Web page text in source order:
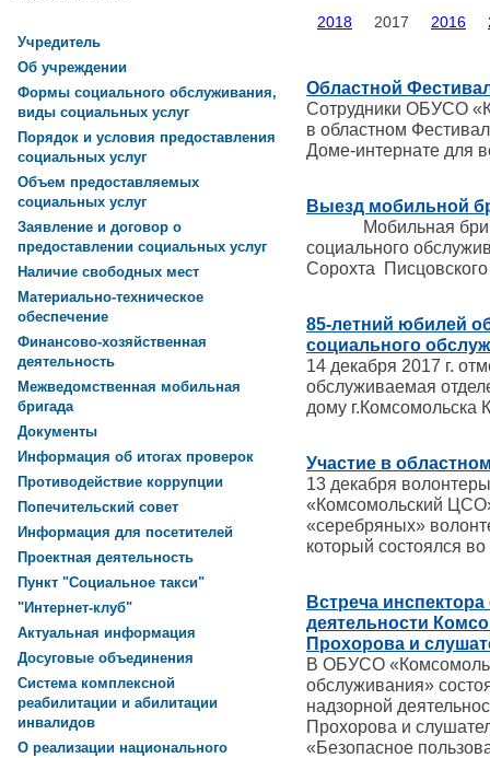
2018 2017 2016
Областной
Сотрудники ОБУСО
в областном
Доме-интернате для
Выезд мобильной
Мобильная
социального
Сорохта Писцовского
85-летний юбилей
социального
14 декабря 2017 г.
обслуживаемая
дому г.Комсомольска
Участие в
13 декабря
«Комсомольский
«серебряных»
который состоялся
Встреча
деятельности
Прохорова и
В ОБУСО
обслуживания»
надзорной
Прохорова и
«Безопасное
Учредитель
Об учреждении
Формы социального обслуживания,
виды социальных услуг
Порядок и условия предоставления
социальных услуг
Объем предоставляемых
социальных услуг
Заявление и договор о
предоставлении социальных услуг
Наличие свободных мест
Материально-техническое
обеспечение
Финансово-хозяйственная
деятельность
Межведомственная мобильная
бригада
Документы
Информация об итогах проверок
Противодействие коррупции
Попечительский совет
Информация для посетителей
Проектная деятельность
Пункт "Социальное такси"
"Интернет-клуб"
Актуальная информация
Досуговые объединения
Система комплексной
реабилитации и абилитации
инвалидов
О реализации национального